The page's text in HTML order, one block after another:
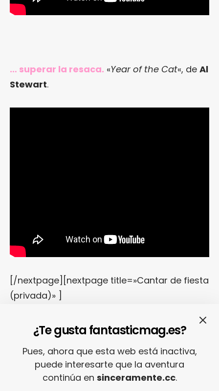
… superar la resaca. «Year of the Cat«, de Al
Stewart.
[/nextpage][nextpage title=»Cantar de fiesta
(privada)» ]
… leer en el sofá. «Rollercoaster Ride«, de
The Whitest Boy Alive
¿Te gusta fantasticmag.es?
Pues, ahora que esta web está inactiva,
puede interesarte que la aventura
continúa en sinceramente.cc.